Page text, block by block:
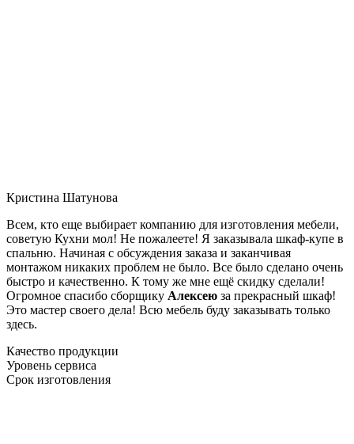
Кристина Шатунова
Всем, кто еще выбирает компанию для изготовления мебели,
советую Кухни мол! Не пожалеете! Я заказывала шкаф-купе в
спальню. Начиная с обсуждения заказа и заканчивая
монтажом никаких проблем не было. Все было сделано очень
быстро и качественно. К тому же мне ещё скидку сделали!
Огромное спасибо сборщику Алексею за прекрасный шкаф!
Это мастер своего дела! Всю мебель буду заказывать только
здесь.
Качество продукции
Уровень сервиса
Срок изготовления